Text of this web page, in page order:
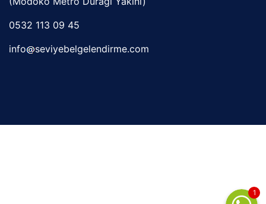
0532 113 09 45
info
seviyebelgelendirme.com
1